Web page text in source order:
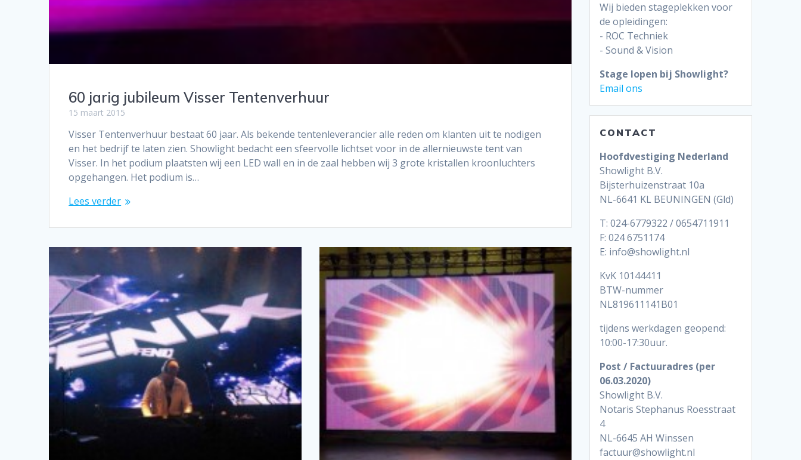
60 jarig jubileum Visser Tentenverhuur
15 maart 2015
Visser Tentenverhuur bestaat 60 jaar. Als bekende tentenleverancier alle reden om klanten uit te nodigen
en het bedrijf te laten zien. Showlight bedacht een sfeervolle lichtset voor in de allernieuwste tent van
Visser. In het podium plaatsten wij een LED wall en in de zaal hebben wij 3 grote kristallen kroonluchters
opgehangen. Het podium is…
Lees verder
Wij bieden stageplekken voor
de opleidingen:
- ROC Techniek
- Sound & Vision
Stage lopen bij Showlight?
Email ons
CONTACT
Hoofdvestiging Nederland
Showlight B.V.
Bijsterhuizenstraat 10a
NL-6641 KL BEUNINGEN (Gld)
T: 024-6779322 / 0654711911
F: 024 6751174
E: info@showlight.nl
KvK 10144411
BTW-nummer
NL819611141B01
tijdens werkdagen geopend:
10:00-17:30uur.
Post / Factuuradres (per
06.03.2020)
Showlight B.V.
Notaris Stephanus Roesstraat
4
NL-6645 AH Winssen
factuur@showlight.nl